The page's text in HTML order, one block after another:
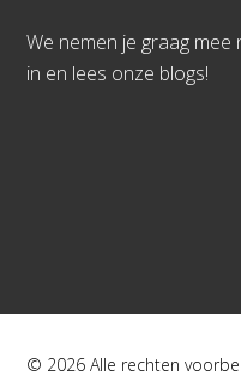
We nemen je graag
in en lees onze blogs!
© 2026 Alle rechten